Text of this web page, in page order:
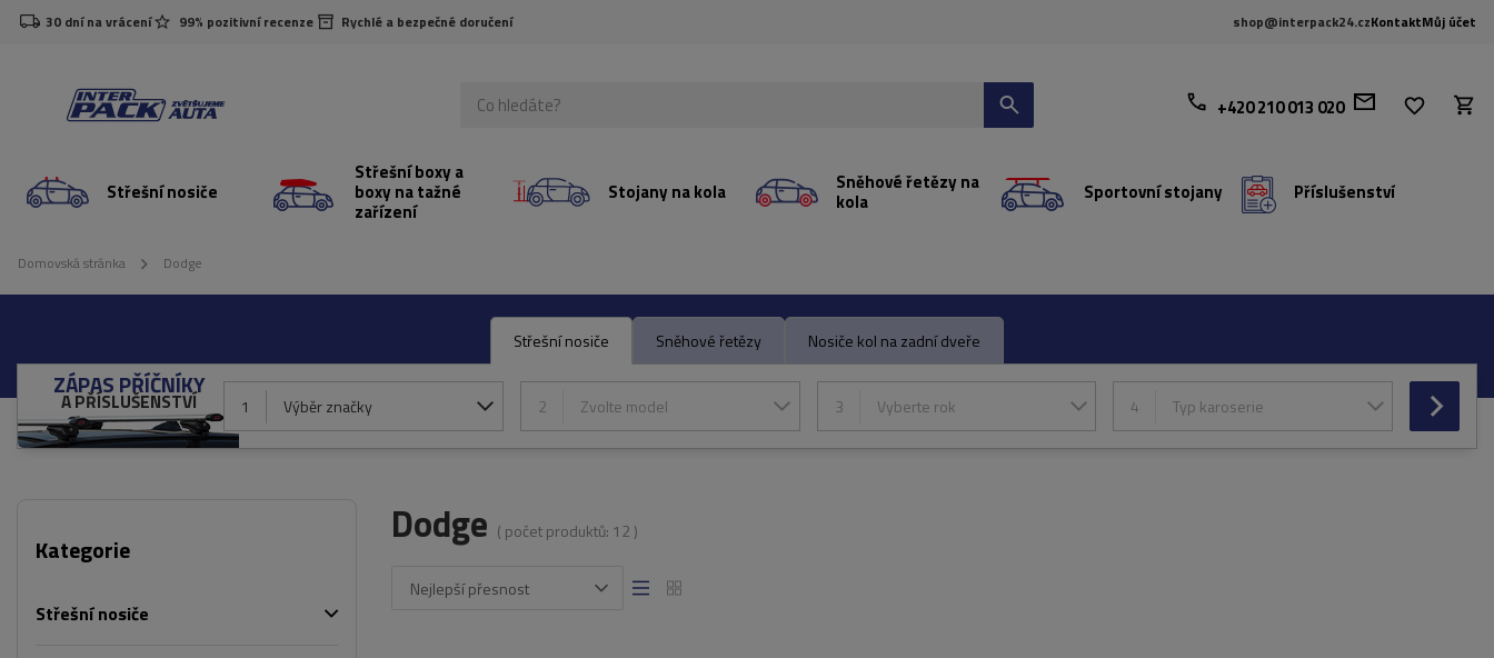
30 dní na vrácení 99% pozitivní recenze Rychlé a bezpečné doručení shop@interpack24.czKontaktMůj účet
+420 210 013 020
Střešní nosiče
Střešní boxy a
boxy na tažné
zařízení
Stojany na kola Sněhové řetězy na
kola Sportovní stojany Příslušenství
Domovská stránka Dodge
Střešní nosiče Sněhové řetězy Nosiče kol na zadní dveře
ZÁPAS PŘÍČNÍKY
A PŘÍSLUŠENSTVÍ 1 Výběr značky 2 Zvolte model 3 Vyberte rok 4 Typ karoserie
Kategorie
Střešní nosiče
Dodge ( počet produktů: 12 )
Nejlepší přesnost